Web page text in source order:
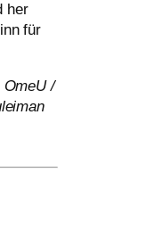
her
für
OmeU /